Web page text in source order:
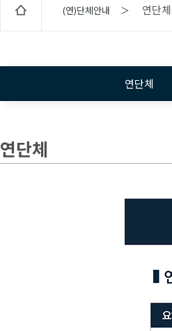
(연)단체안내 ＞ 연단체
연단체
연단체